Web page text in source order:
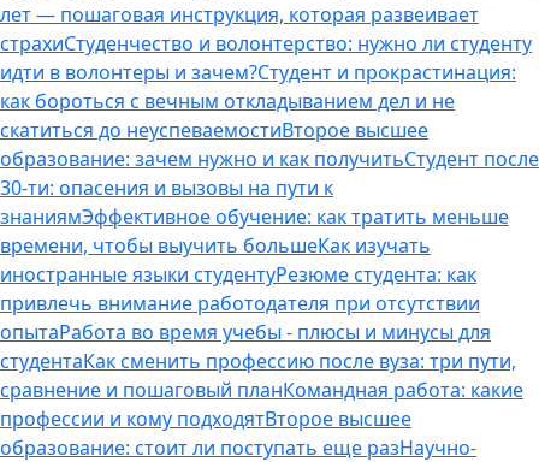
лет — пошаговая инструкция, которая развеивает
страхиСтуденчество и волонтерство: нужно ли cтуденту
идти в волонтеры и зачем?Студент и прокрастинация:
как бороться с вечным откладыванием дел и не
скатиться до неуспеваемостиВторое высшее
образование: зачем нужно и как получитьСтудент после
30-ти: опасения и вызовы на пути к
знаниямЭффективное обучение: как тратить меньше
времени, чтобы выучить большеКак изучать
иностранные языки студентуРезюме студента: как
привлечь внимание работодателя при отсутствии
опытаРабота во время учебы - плюсы и минусы для
студентаКак сменить профессию после вуза: три пути,
сравнение и пошаговый планКомандная работа: какие
профессии и кому подходятВторое высшее
образование: стоит ли поступать еще разНаучно-